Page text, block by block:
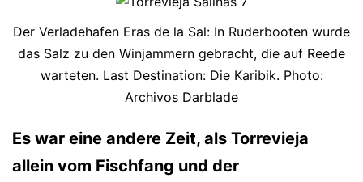
Der Verladehafen Eras de la Sal: In Ruderbooten wurde
das Salz zu den Winjammern gebracht, die auf Reede
warteten. Last Destination: Die Karibik. Photo:
Archivos Darblade
Es war eine andere Zeit, als Torrevieja
allein vom Fischfang und der